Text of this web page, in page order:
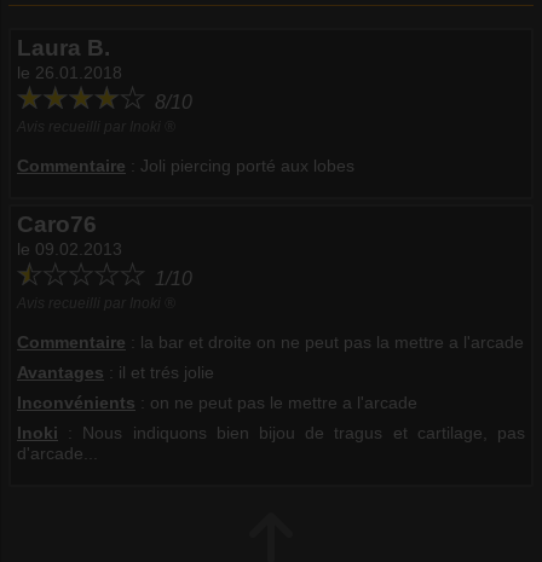
Laura B.
le 26.01.2018
8/10
Commentaire : Joli piercing porté aux lobes
Caro76
le 09.02.2013
1/10
Commentaire : la bar et droite on ne peut pas la mettre a l'arcade
Avantages : il et trés jolie
Inconvénients : on ne peut pas le mettre a l'arcade
Inoki : Nous indiquons bien bijou de tragus et cartilage, pas
d'arcade...